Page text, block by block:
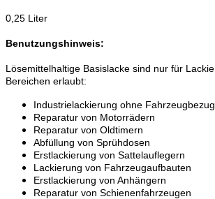
0,25 Liter
Benutzungshinweis:
Lösemittelhaltige Basislacke sind nur für
Bereichen erlaubt:
Industrielackierung ohne Fahrzeugbezug
Reparatur von Motorrädern
Reparatur von Oldtimern
Abfüllung von Sprühdosen
Erstlackierung von Sattelauflegern
Lackierung von Fahrzeugaufbauten
Erstlackierung von Anhängern
Reparatur von Schienenfahrzeugen